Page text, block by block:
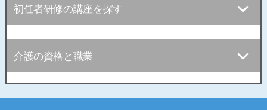
初任者研修の講座を探す
介護の資格と職業